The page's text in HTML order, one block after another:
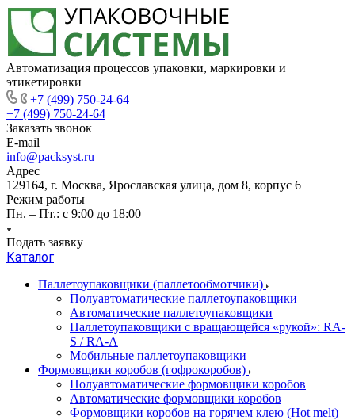
Автоматизация процессов упаковки, маркировки и
этикетировки
+7 (499) 750-24-64
+7 (499) 750-24-64
Заказать звонок
E-mail
info@packsyst.ru
Адрес
129164, г. Москва, Ярославская улица, дом 8, корпус 6
Режим работы
Пн. – Пт.: с 9:00 до 18:00
Подать заявку
Каталог
Паллетоупаковщики (паллетообмотчики)
Полуавтоматические паллетоупаковщики
Автоматические паллетоупаковщики
Паллетоупаковщики с вращающейся «рукой»: RA-
S / RA-A
Мобильные паллетоупаковщики
Формовщики коробов (гофрокоробов)
Полуавтоматические формовщики коробов
Автоматические формовщики коробов
Формовщики коробов на горячем клею (Hot melt)